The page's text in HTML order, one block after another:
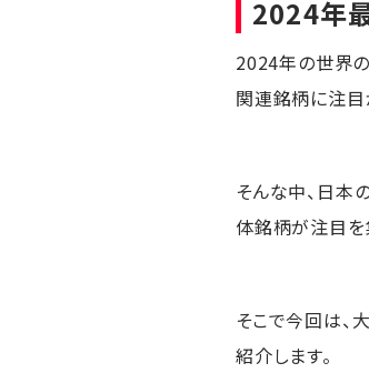
2024年
2024年の世界
関連銘柄に注目
そんな中、日本
体銘柄が注目を
そこで今回は
紹介します。